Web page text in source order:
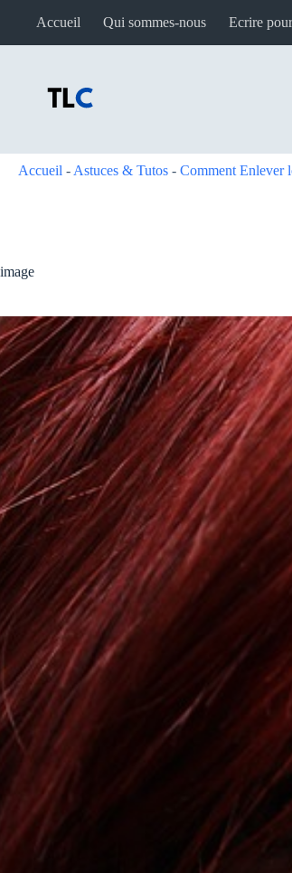
Accueil Qui sommes-nous Ecrire
Accueil - Astuces & Tutos - Comment Enlever
image